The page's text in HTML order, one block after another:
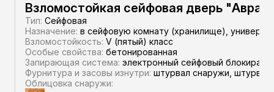
Взломостойкая сейфовая дверь
Тип: Сейфовая
Назначение: в сейфовую комнату (хранилище),
Взломостойкость: V (пятый) класс
Особые свойства: бетонированная
Запирающая система: электронный сейфовый
Фурнитура и засовы изнутри: штурвал снаружи, штурвал
Облицовка снаружи: